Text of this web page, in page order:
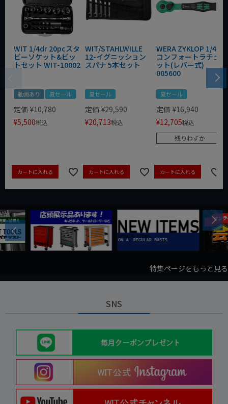
WIT 1/4dr 20pcスタ
ビーソケット&ビッ
トセット WIT-10002
動画あり 夏セール
定価 ¥10,780
¥5,500税込
カートに入れる
WIT/STAHLWILLE
12-イグニッション
スパナ 5本セット
夏セール
定価 ¥29,590
¥20,713税込
カートに入れる
WERA ZYKLOP 1/4"
コンフォートラチェ
ット(レバー式)
005600
夏セール
定価 ¥16,940
¥12,705税込
残りわずか
カートに入れる
Previous
Next
特集ページをもっと見る
SNS